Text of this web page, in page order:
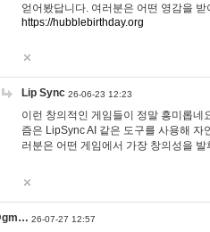
얻어봤답니다. 여러분은 어떤 영감을
https://hubblebirthday.org
Lip Sync 26-06-23 12:23
이런 창의적인 게임들이 정말 흥미롭네
즘은 LipSync AI 같은 도구를 사용해 자
러분은 어떤 게임에서 가장 창의성을
26-07-27 12:57